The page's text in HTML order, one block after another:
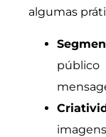
algumas
público